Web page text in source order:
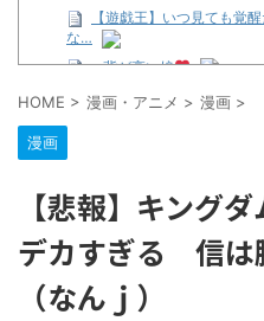
【遊戯王】いつ見ても覚
な…
…背が高い娘
【遊戯王】いつ見ても覚
な…
題歌歌うよ！
【R-18】真・女神転生
創作】 第２０話
北原ももさんの挑発!!!
【画像】この女優さん、可
HOME > 漫画・アニメ > 漫画 >
漫画
【悲報】キング
デカすぎる 信は
（なんｊ）